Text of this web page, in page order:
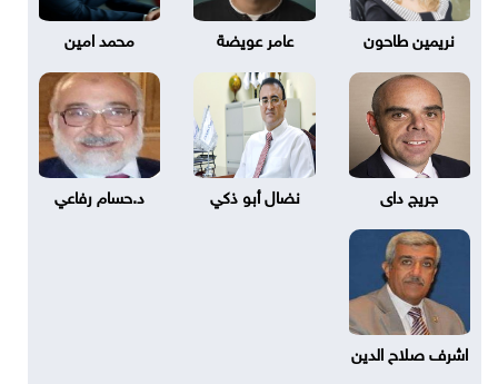
نريمين طاحون عامر عويضة محمد امين
جريج داى نضال أبو ذكي د.حسام رفاعي
اشرف صلاح الدين